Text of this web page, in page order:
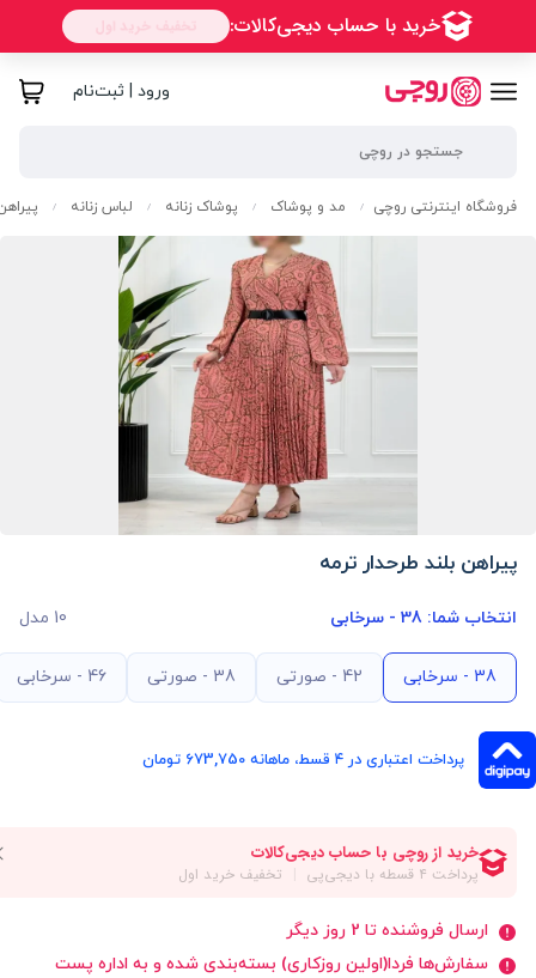
ورود | ثبت‌نام
فروشگاه اینترنتی روچی / مد و پوشاک / پوشاک زنانه / لباس زنانه /
پیراهن بلند طرحدار ترمه
انتخاب شما: 38 - سرخابی 10 مدل
38 - سرخابی 42 - صورتی 38 - صورتی 46 - سرخابی
پرداخت اعتباری در ۴ قسط، ماهانه 673,750 تومان
ارسال فروشنده تا 2 روز دیگر
سفارش‌ها فردا(اولین روزکاری) بسته‌بندی شده و به اداره پست